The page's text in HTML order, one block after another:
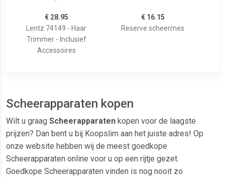
€ 28.95
Lentz 74149 - Haar
Trimmer - Inclusief
Accessoires
€ 16.15
Reserve scheermes
Scheerapparaten kopen
Wilt u graag Scheerapparaten kopen voor de laagste
prijzen? Dan bent u bij Koopslim aan het juiste adres! Op
onze website hebben wij de meest goedkope
Scheerapparaten online voor u op een rijtje gezet.
Goedkope Scheerapparaten vinden is nog nooit zo